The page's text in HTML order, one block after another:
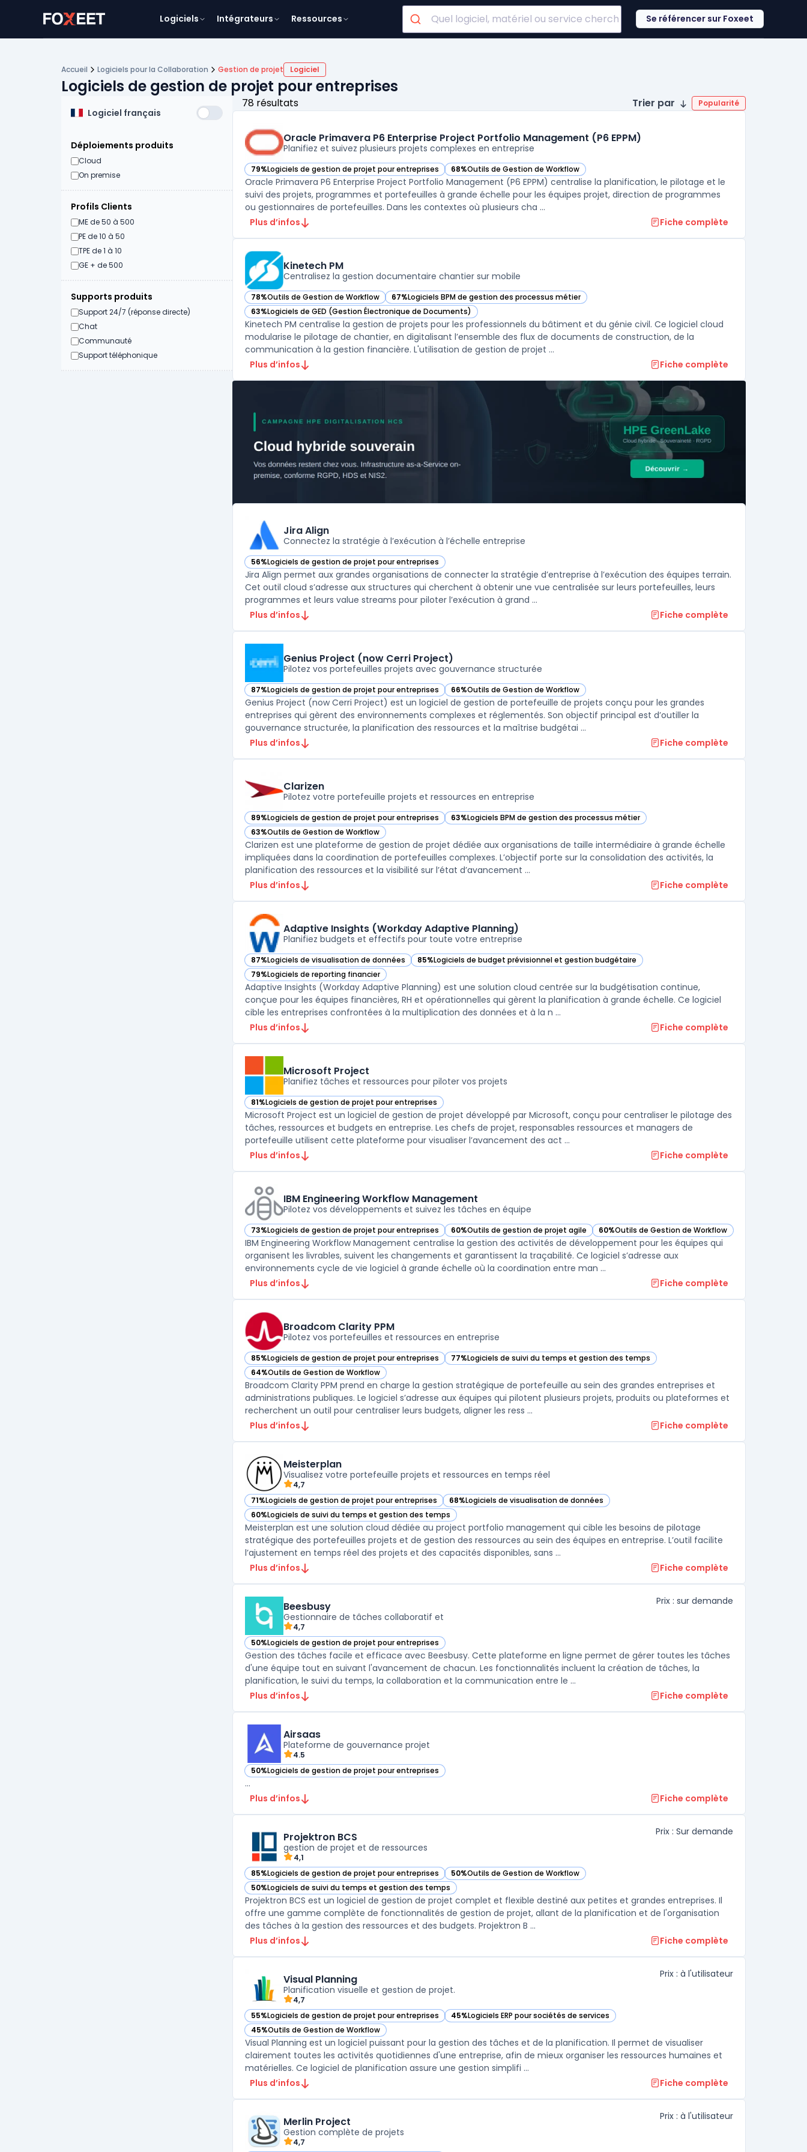
Logiciels Intégrateurs Ressources Se référencer sur Foxeet
Accueil Logiciels pour la Collaboration Gestion de projet Logiciel
Logiciels de gestion de projet pour entreprises
Logiciel français
Déploiements produits
Cloud
On premise
Profils Clients
ME de 50 à 500
PE de 10 à 50
TPE de 1 à 10
GE + de 500
Supports produits
Support 24/7 (réponse directe)
Chat
Communauté
Support téléphonique
78 résultats Trier par Popularité
Oracle Primavera P6 Enterprise Project Portfolio Management (P6 EPPM)
Planifiez et suivez plusieurs projets complexes en entreprise
79%Logiciels de gestion de projet pour entreprises
— voir Oracle Primavera P6 Enterprise Project Portfolio Management (P6 EPPM) dans cette catégorie
68%Outils de Gestion de Workflow
— voir Oracle Primavera P6 Enterprise Project Portfolio Management (P6 EPPM) dans cette
Oracle Primavera P6 Enterprise Project Portfolio Management (P6 EPPM) centralise la planification, le pilotage et le
suivi des projets, programmes et portefeuilles à grande échelle pour les équipes projet, direction de programmes
ou gestionnaires de portefeuilles. Dans les contextes où plusieurs cha ...
Plus d’infos
Fiche complète
Kinetech PM
Centralisez la gestion documentaire chantier sur mobile
78%Outils de Gestion de Workflow
— voir Kinetech PM dans cette catégorie67%Logiciels BPM de gestion des processus métier
— voir Kinetech PM dans cette catégorie
63%Logiciels de GED (Gestion Électronique de Documents)
— voir Kinetech PM dans cette catégorie
Kinetech PM centralise la gestion de projets pour les professionnels du bâtiment et du génie civil. Ce logiciel cloud
modularise le pilotage de chantier, en digitalisant l’ensemble des flux de documents de construction, de la
communication à la gestion financière. L'utilisation de gestion de projet ...
Plus d’infos
Fiche complète
Jira Align
Connectez la stratégie à l’exécution à l’échelle entreprise
56%Logiciels de gestion de projet pour entreprises
— voir Jira Align dans cette catégorie
Jira Align permet aux grandes organisations de connecter la stratégie d’entreprise à l’exécution des équipes terrain.
Cet outil cloud s’adresse aux structures qui cherchent à obtenir une vue centralisée sur leurs portefeuilles, leurs
programmes et leurs value streams pour piloter l’exécution à grand ...
Plus d’infos
Fiche complète
Genius Project (now Cerri Project)
Pilotez vos portefeuilles projets avec gouvernance structurée
87%Logiciels de gestion de projet pour entreprises
— voir Genius Project (now Cerri Project) dans cette catégorie
66%Outils de Gestion de Workflow
— voir Genius Project (now Cerri Project) dans cette catégorie
Genius Project (now Cerri Project) est un logiciel de gestion de portefeuille de projets conçu pour les grandes
entreprises qui gèrent des environnements complexes et réglementés. Son objectif principal est d’outiller la
gouvernance structurée, la planification des ressources et la maîtrise budgétai ...
Plus d’infos
Fiche complète
Clarizen
Pilotez votre portefeuille projets et ressources en entreprise
89%Logiciels de gestion de projet pour entreprises
— voir Clarizen dans cette catégorie 63%Logiciels BPM de gestion des processus métier
— voir Clarizen dans cette catégorie
63%Outils de Gestion de Workflow
— voir Clarizen dans cette catégorie
Clarizen est une plateforme de gestion de projet dédiée aux organisations de taille intermédiaire à grande échelle
impliquées dans la coordination de portefeuilles complexes. L’objectif porte sur la consolidation des activités, la
planification des ressources et la visibilité sur l’état d’avancement ...
Plus d’infos
Fiche complète
Adaptive Insights (Workday Adaptive Planning)
Planifiez budgets et effectifs pour toute votre entreprise
87%Logiciels de visualisation de données
— voir Adaptive Insights (Workday Adaptive Planning) dans cette catégorie
85%Logiciels de budget prévisionnel et gestion budgétaire
— voir Adaptive Insights (Workday Adaptive Planning) dans cette catégorie
79%Logiciels de reporting financier
— voir Adaptive Insights (Workday Adaptive Planning) dans cette catégorie
Adaptive Insights (Workday Adaptive Planning) est une solution cloud centrée sur la budgétisation continue,
conçue pour les équipes financières, RH et opérationnelles qui gèrent la planification à grande échelle. Ce logiciel
cible les entreprises confrontées à la multiplication des données et à la n ...
Plus d’infos
Fiche complète
Microsoft Project
Planifiez tâches et ressources pour piloter vos projets
81%Logiciels de gestion de projet pour entreprises
— voir Microsoft Project dans cette catégorie
Microsoft Project est un logiciel de gestion de projet développé par Microsoft, conçu pour centraliser le pilotage des
tâches, ressources et budgets en entreprise. Les chefs de projet, responsables ressources et managers de
portefeuille utilisent cette plateforme pour visualiser l’avancement des act ...
Plus d’infos
Fiche complète
IBM Engineering Workflow Management
Pilotez vos développements et suivez les tâches en équipe
73%Logiciels de gestion de projet pour entreprises
— voir IBM Engineering Workflow Management dans cette catégorie
60%Outils de gestion de projet agile
— voir IBM Engineering Workflow Management dans cette catégorie
60%Outils de Gestion de Workflow
— voir IBM Engineering Workflow Management dans
IBM Engineering Workflow Management centralise la gestion des activités de développement pour les équipes qui
organisent les livrables, suivent les changements et garantissent la traçabilité. Ce logiciel s’adresse aux
environnements cycle de vie logiciel à grande échelle où la coordination entre man ...
Plus d’infos
Fiche complète
Broadcom Clarity PPM
Pilotez vos portefeuilles et ressources en entreprise
85%Logiciels de gestion de projet pour entreprises
— voir Broadcom Clarity PPM dans cette catégorie 77%Logiciels de suivi du temps et gestion des temps
— voir Broadcom Clarity PPM dans cette catégorie
64%Outils de Gestion de Workflow
— voir Broadcom Clarity PPM dans cette catégorie
Broadcom Clarity PPM prend en charge la gestion stratégique de portefeuille au sein des grandes entreprises et
administrations publiques. Le logiciel s’adresse aux équipes qui pilotent plusieurs projets, produits ou plateformes et
recherchent un outil pour centraliser leurs budgets, aligner les ress ...
Plus d’infos
Fiche complète
Meisterplan
Visualisez votre portefeuille projets et ressources en temps réel
4,7
71%Logiciels de gestion de projet pour entreprises
— voir Meisterplan dans cette catégorie 68%Logiciels de visualisation de données
— voir Meisterplan dans cette catégorie
60%Logiciels de suivi du temps et gestion des temps
— voir Meisterplan dans cette catégorie
Meisterplan est une solution cloud dédiée au project portfolio management qui cible les besoins de pilotage
stratégique des portefeuilles projets et de gestion des ressources au sein des équipes en entreprise. L’outil facilite
l’ajustement en temps réel des projets et des capacités disponibles, sans ...
Plus d’infos
Fiche complète
Beesbusy
Gestionnaire de tâches collaboratif et
4,7
Prix : sur demande
50%Logiciels de gestion de projet pour entreprises
— voir Beesbusy dans cette catégorie
Gestion des tâches facile et efficace avec Beesbusy. Cette plateforme en ligne permet de gérer toutes les tâches
d'une équipe tout en suivant l'avancement de chacun. Les fonctionnalités incluent la création de tâches, la
planification, le suivi du temps, la collaboration et la communication entre le ...
Plus d’infos
Fiche complète
Airsaas
Plateforme de gouvernance projet
4.5
50%Logiciels de gestion de projet pour entreprises
— voir Airsaas dans cette catégorie
...
Plus d’infos
Fiche complète
Projektron BCS
gestion de projet et de ressources
4,1
Prix : Sur demande
85%Logiciels de gestion de projet pour entreprises
— voir Projektron BCS dans cette catégorie 50%Outils de Gestion de Workflow
— voir Projektron BCS dans cette catégorie
50%Logiciels de suivi du temps et gestion des temps
— voir Projektron BCS dans cette catégorie
Projektron BCS est un logiciel de gestion de projet complet et flexible destiné aux petites et grandes entreprises. Il
offre une gamme complète de fonctionnalités de gestion de projet, allant de la planification et de l'organisation
des tâches à la gestion des ressources et des budgets. Projektron B ...
Plus d’infos
Fiche complète
Visual Planning
Planification visuelle et gestion de projet.
4,7
Prix : à l'utilisateur
55%Logiciels de gestion de projet pour entreprises
— voir Visual Planning dans cette catégorie 45%Logiciels ERP pour sociétés de services
— voir Visual Planning dans cette catégorie
45%Outils de Gestion de Workflow
— voir Visual Planning dans cette catégorie
Visual Planning est un logiciel puissant pour la gestion des tâches et de la planification. Il permet de visualiser
clairement toutes les activités quotidiennes d'une entreprise, afin de mieux organiser les ressources humaines et
matérielles. Ce logiciel de planification assure une gestion simplifi ...
Plus d’infos
Fiche complète
Merlin Project
Gestion complète de projets
4,7
Prix : à l'utilisateur